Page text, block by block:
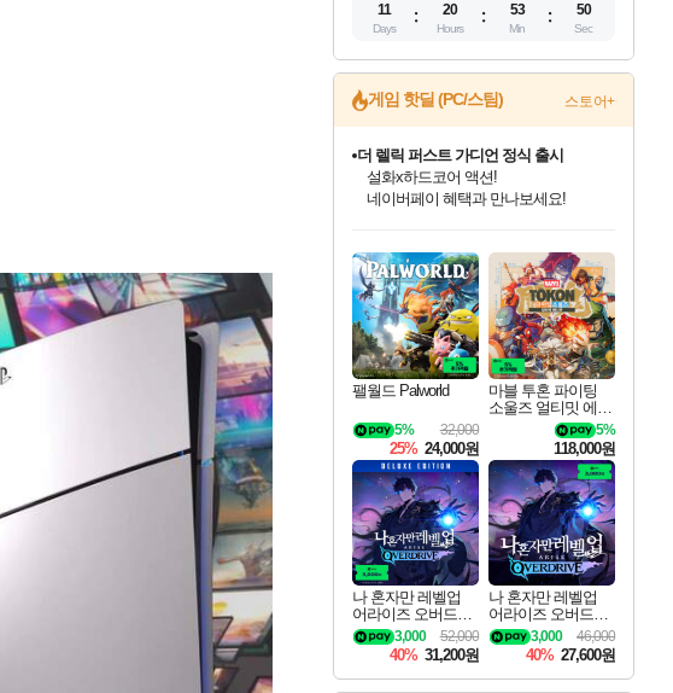
11
Days
20
Hours
53
Min
49
Sec
게임 핫딜 (PC/스팀) 스토어+
최대 90% 할인가를 만나보세요!
네이버혜택과 함께 만나보세요!
50%할인&추가 적립까지!
네이버 포인트 혜택까지!
이니&베니 혜택까지!
네이버 혜택가와 함께 예약하세요!
할인&네이버혜택으로 만나보세요!
더 렐릭 퍼스트 가디언 정식 출시
설화x하드코어 액션!
네이버페이 혜택과 만나보세요!
40주년 프로모션으로 만나보세요!
할인가에 만나보세요!
일부 에디션 상시 할인!
혜택으로 예약 판매 중
편안하게 충전하세요
팰월드 Palworld
32,000
5%
25% 24,000원
마블 투혼 파이팅
소울즈 얼티밋 에디
션 MARVEL Tokon
Fighting Souls Ultima
te Edition
5%
118,000원
나 혼자만 레벨업
어라이즈 오버드라
이브 디럭스 에디션
Solo Leveling Arise
Overdrive Deluxe Edi
tion
52,000
3,000
40% 31,200원
나 혼자만 레벨업
어라이즈 오버드라
이브 Solo Leveling A
rise
46,000
3,000
40% 27,600원